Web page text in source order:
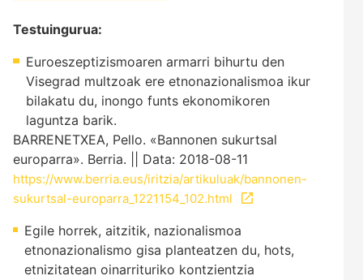
Testuingurua:
Euroeszeptizismoaren armarri bihurtu den
Visegrad multzoak ere etnonazionalismoa ikur
bilakatu du, inongo funts ekonomikoren
laguntza barik.
BARRENETXEA, Pello. «Bannonen sukurtsal
europarra». Berria. || Data: 2018-08-11
https://www.berria.eus/iritzia/artikuluak/bannonen-
sukurtsal-europarra_1221154_102.html
Egile horrek, aitzitik, nazionalismoa
etnonazionalismo gisa planteatzen du, hots,
etnizitatean oinarrituriko kontzientzia